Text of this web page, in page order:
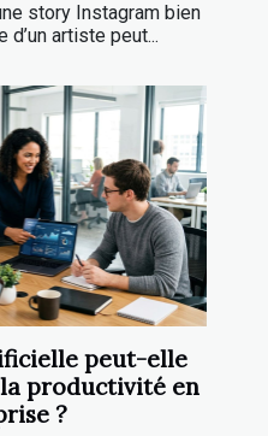
story Instagram bien
d’un artiste peut...
peut-elle
productivité en
?